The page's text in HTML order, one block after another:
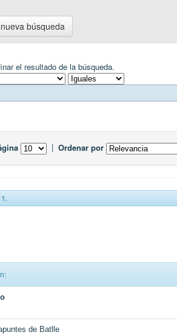
búsqueda
el resultado de la búsqueda.
| Ordenar por
de Batlle